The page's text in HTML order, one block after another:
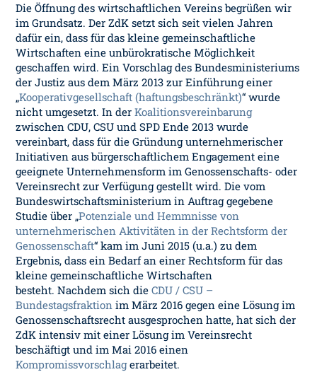
Die Öffnung des wirtschaftlichen Vereins begrüßen wir
im Grundsatz. Der ZdK setzt sich seit vielen Jahren
dafür ein, dass für das kleine gemeinschaftliche
Wirtschaften eine unbürokratische Möglichkeit
geschaffen wird. Ein Vorschlag des Bundesministeriums
der Justiz aus dem März 2013 zur Einführung einer
„Kooperativgesellschaft (haftungsbeschränkt)“ wurde
nicht umgesetzt. In derKoalitionsvereinbarung
zwischen CDU, CSU und SPD Ende 2013 wurde
vereinbart, dass für die Gründung unternehmerischer
Initiativen aus bürgerschaftlichem Engagement eine
geeignete Unternehmensform im Genossenschafts- oder
Vereinsrecht zur Verfügung gestellt wird. Die vom
Bundeswirtschaftsministerium in Auftrag gegebene
Studie über „Potenziale und Hemmnisse von
unternehmerischen Aktivitäten in der Rechtsform der
Genossenschaft“ kam im Juni 2015 (u.a.) zu dem
Ergebnis, dass ein Bedarf an einer Rechtsform für das
kleine gemeinschaftliche Wirtschaften
besteht. Nachdem sich dieCDU / CSU –
Bundestagsfraktion im März 2016 gegen eine Lösung im
Genossenschaftsrecht ausgesprochen hatte, hat sich der
ZdK intensiv mit einer Lösung im Vereinsrecht
beschäftigt und im Mai 2016 einen
Kompromissvorschlagerarbeitet.